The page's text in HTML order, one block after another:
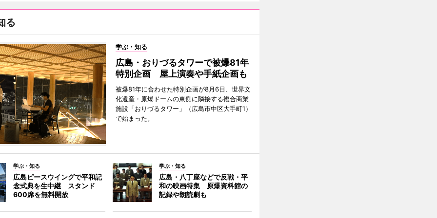
る
学ぶ・知る
広島・おりづるタワーで被爆81年
特別企画 屋上演奏や手紙企画も
被爆81年に合わせた特別企画が8月6日、世界文
化遺産・原爆ドームの東側に隣接する複合商業
施設「おりづるタワー」（広島市中区大手町1）
で始まった。
学ぶ・知る
広島ピースウイングで平和記
念式典を生中継 スタンド
600席を無料開放
学ぶ・知る
広島・八丁座などで反戦・平
和の映画特集 原爆資料館の
記録や朗読劇も